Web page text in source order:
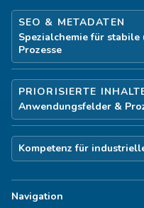
SEO & METADATEN
Spezialchemie für
Prozesse
PRIORISIERTE
Anwendungsfelder &
Kompetenz für
Navigation